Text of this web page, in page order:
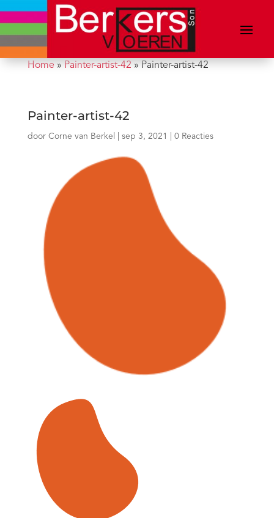
Home» Painter-artist-42 » Painter-artist-42
Painter-artist-42
door Corne van Berkel sep 3, 2021 0 Reacties